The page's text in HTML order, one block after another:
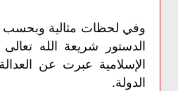
وفي لحظات مثالية وبحسب
الدستور شريعة الله
الإسلامية عبرت عن
الدولة.